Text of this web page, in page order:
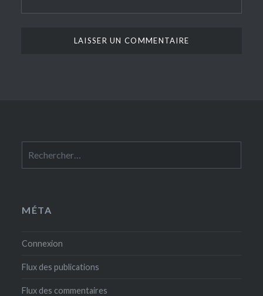
MÉTA
Connexion
Flux des publications
Flux des commentaires